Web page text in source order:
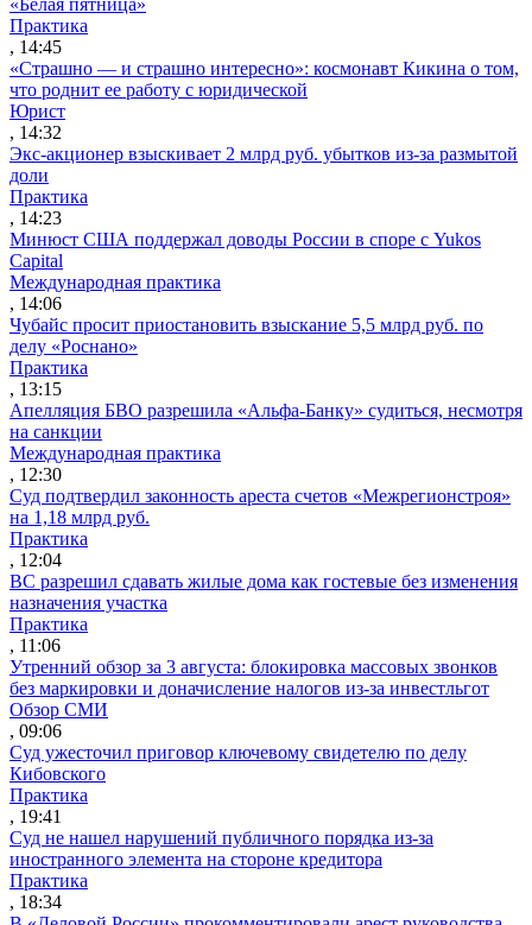
Практика
, 14:45
«Страшно — и страшно интересно»: космонавт Кикина о том,
что роднит ее работу с юридической
Юрист
, 14:32
Экс-акционер взыскивает 2 млрд руб. убытков из-за размытой
доли
Практика
, 14:23
Минюст США поддержал доводы России в споре с Yukos
Capital
Международная практика
, 14:06
Чубайс просит приостановить взыскание 5,5 млрд руб. по
делу «Роснано»
Практика
, 13:15
Апелляция БВО разрешила «Альфа-Банку» судиться, несмотря
на санкции
Международная практика
, 12:30
Суд подтвердил законность ареста счетов «Межрегионстроя»
на 1,18 млрд руб.
Практика
, 12:04
ВС разрешил сдавать жилые дома как гостевые без изменения
назначения участка
Практика
, 11:06
Утренний обзор за 3 августа: блокировка массовых звонков
без маркировки и доначисление налогов из-за инвестльгот
Обзор СМИ
, 09:06
Суд ужесточил приговор ключевому свидетелю по делу
Кибовского
Практика
, 19:41
Суд не нашел нарушений публичного порядка из-за
иностранного элемента на стороне кредитора
Практика
, 18:34